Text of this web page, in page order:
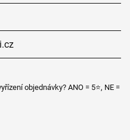
objednávky? ANO = 5⭐, NE =